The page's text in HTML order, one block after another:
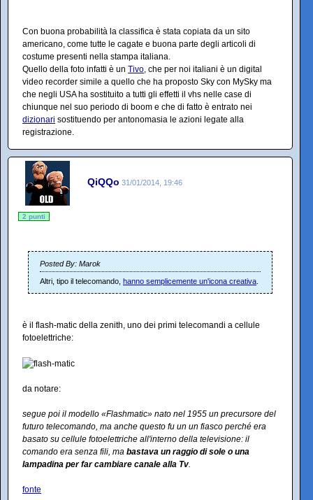
Con buona probabilità la classifica è stata copiata da un sito
americano, come tutte le cagate e buona parte degli articoli di
costume presenti nella stampa italiana.
Quello della foto infatti è un Tivo, che per noi italiani è un digital
video recorder simile a quello che ha proposto Sky con MySky ma
che negli USA ha sostituito a tutti gli effetti il vhs nelle case di
chiunque nel suo periodo di boom e che di fatto è entrato nei
dizionari sostituendo per antonomasia le azioni legate alla
registrazione.
QiQQo 31/01/2014, 19:46
2 punti
Posted By: Marok
Altri, tipo il telecomando, hanno semplicemente un'icona creativa
è il flash-matic della zenith, uno dei primi telecomandi a cellule
fotoelettriche:
da notare:
segue poi il modello «Flashmatic» nato nel 1955 un precursore del
futuro telecomando, ma anche questo fu un un fiasco perché era
basato su cellule fotoelettriche all'interno della televisione: il
comando era senza fili, ma bastava un raggio di sole o una
lampadina per far cambiare canale alla Tv.
fonte